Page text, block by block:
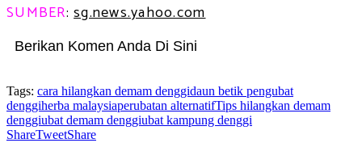
SUMBER:sg.news.yahoo.com
Berikan Komen Anda Di Sini
Tags: cara hilangkan demam denggidaun betik pengubat
denggiherba malaysiaperubatan alternatifTips hilangkan demam
denggiubat demam denggiubat kampung denggi
ShareTweetShare